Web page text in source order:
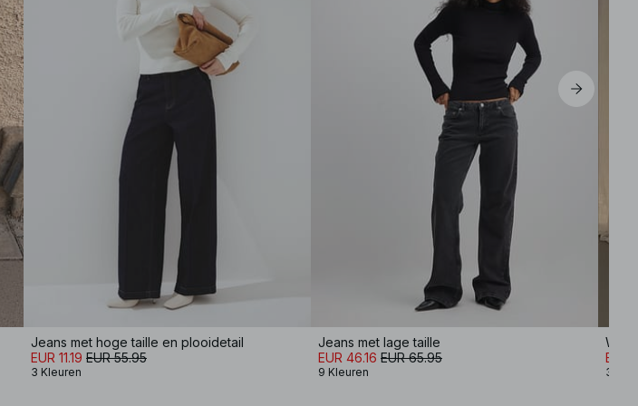
Jeans met hoge taille en plooidetail
EUR 11.19 EUR 55.95
3 Kleuren
Jeans met lage taille
EUR 46.16 EUR 65.95
9 Kleuren
EUR
3